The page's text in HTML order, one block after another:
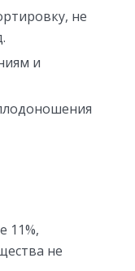
не
и
11%,
не